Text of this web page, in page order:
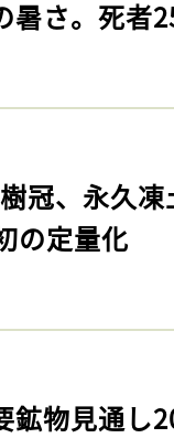
暑さ。死者
冠、永久
の定量化
鉱物見通
入りに
ンが必